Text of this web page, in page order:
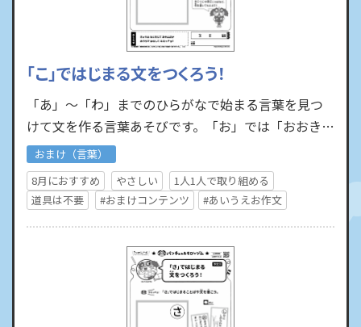
「こ」ではじまる文をつくろう！
「あ」～「わ」までのひらがなで始まる言葉を見つ
けて文を作る言葉あそびです。「お」では「おおきい
おにぎりはおいしいな」といった文を作ったり、
「し」では「しかにし…
おまけ（言葉）
8月におすすめ
やさしい
1人1人で取り組める
道具は不要
#おまけコンテンツ #あいうえお作文